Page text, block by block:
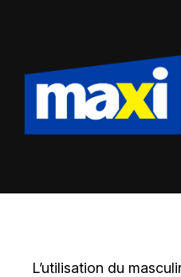
L’utilisation du